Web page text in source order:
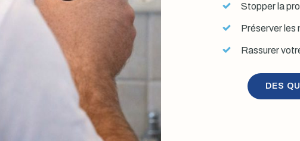
Stopper la
Préserver les
Rassurer
DES